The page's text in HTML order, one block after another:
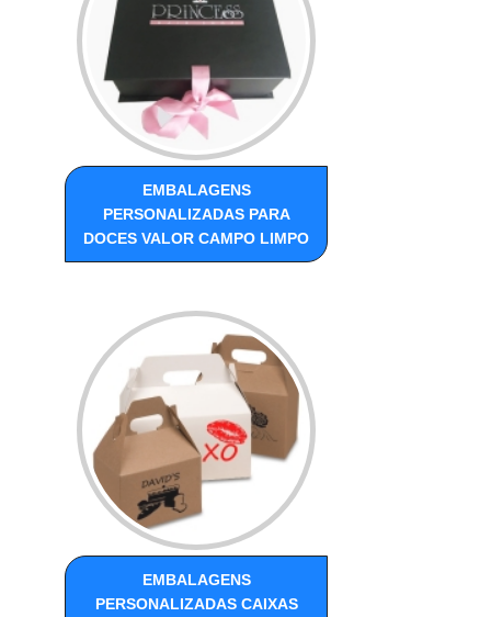
EMBALAGENS
PERSONALIZADAS PARA
DOCES VALOR CAMPO LIMPO
EMBALAGENS
PERSONALIZADAS CAIXAS